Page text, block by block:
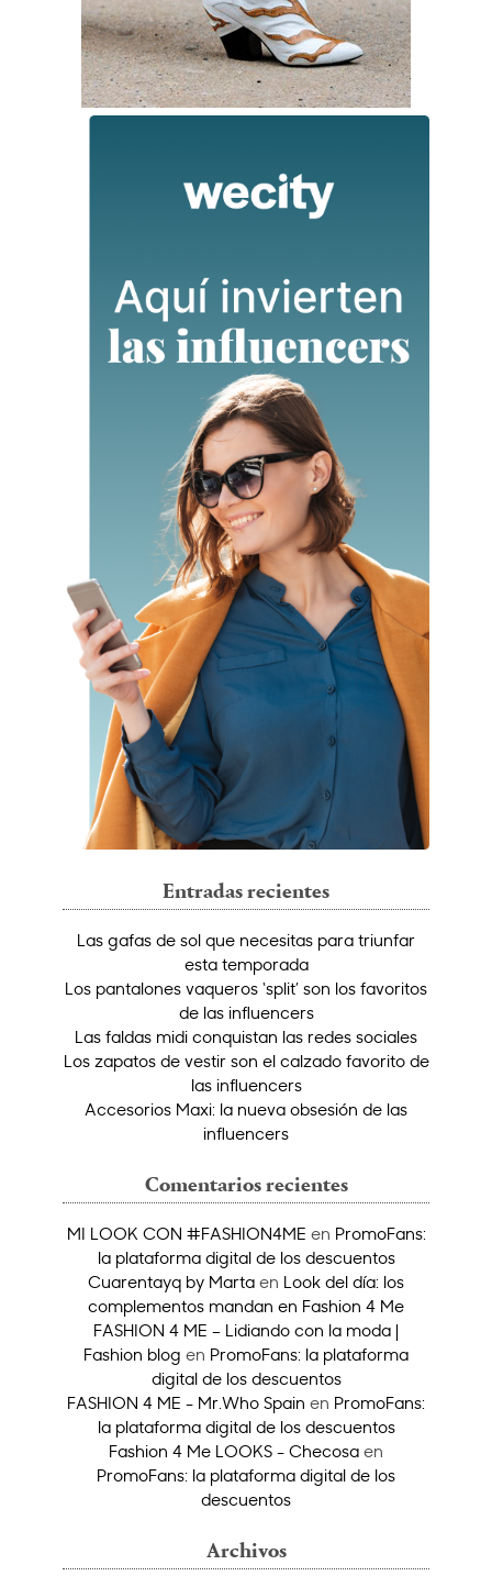
Entradas recientes
Las gafas de sol que necesitas para triunfar
esta temporada
Los pantalones vaqueros ‘split’ son los favoritos
de las influencers
Las faldas midi conquistan las redes sociales
Los zapatos de vestir son el calzado favorito de
las influencers
Accesorios Maxi: la nueva obsesión de las
influencers
Comentarios recientes
MI LOOK CON #FASHION4ME en PromoFans:
la plataforma digital de los descuentos
Cuarentayq by Marta en Look del día: los
complementos mandan en Fashion 4 Me
FASHION 4 ME – Lidiando con la moda |
Fashion blog en PromoFans: la plataforma
digital de los descuentos
FASHION 4 ME - Mr.Who Spain en PromoFans:
la plataforma digital de los descuentos
Fashion 4 Me LOOKS - Checosa en
PromoFans: la plataforma digital de los
descuentos
Archivos